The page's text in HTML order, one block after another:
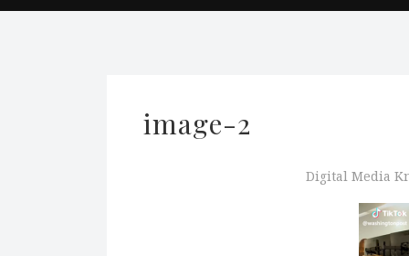
image-2
Digital Media